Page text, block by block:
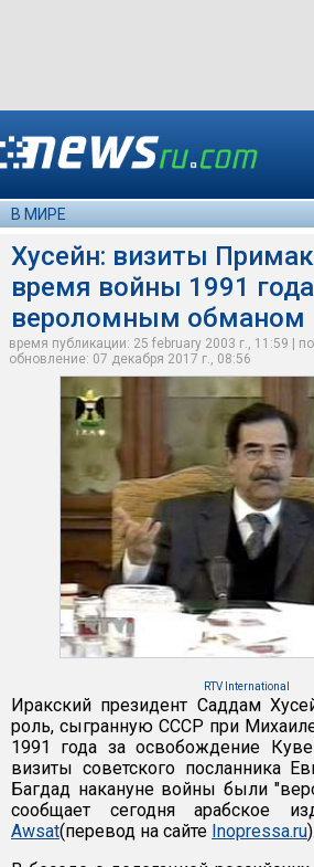
В МИРЕ
Хусейн: визиты
время войны 1991
вероломным обманом
время публикации: 25 february 2003 г., 11:59 |
обновление: 07 декабря 2017 г., 08:56
RTV International
Иракский президент Саддам
роль, сыгранную СССР при
1991 года за освобождение
визиты советского посланника
Багдад накануне войны были
сообщает сегодня арабское
Awsat(перевод на сайте Inopressa.ru).